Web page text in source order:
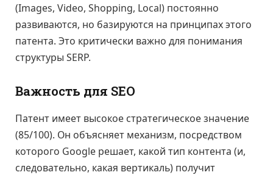
(Images, Video, Shopping, Local) постоянно
развиваются, но базируются на принципах этого
патента. Это критически важно для понимания
структуры SERP.
Важность для SEO
Патент имеет высокое стратегическое значение
(85/100). Он объясняет механизм, посредством
которого Google решает, какой тип контента (и,
следовательно, какая вертикаль) получит